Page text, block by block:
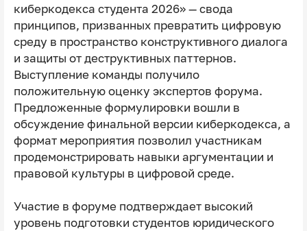
киберкодекса студента 2026» — свода
принципов, призванных превратить цифровую
среду в пространство конструктивного диалога
и защиты от деструктивных паттернов.
Выступление команды получило
положительную оценку экспертов форума.
Предложенные формулировки вошли в
обсуждение финальной версии киберкодекса, а
формат мероприятия позволил участникам
продемонстрировать навыки аргументации и
правовой культуры в цифровой среде.
Участие в форуме подтверждает высокий
уровень подготовки студентов юридического